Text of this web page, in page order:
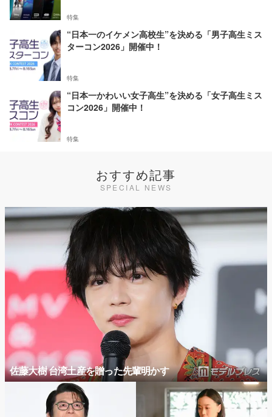
特集
“日本一のイケメン高校生”を決める「男子高生ミス
ターコン2026」開催中！
特集
“日本一かわいい女子高生”を決める「女子高生ミス
コン2026」開催中！
特集
おすすめ記事
SPECIAL NEWS
佐藤大樹 台湾土産を贈った先輩明かす